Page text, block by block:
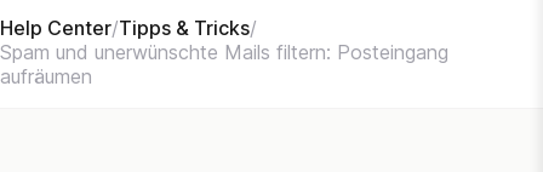
Help Center/Tipps & Tricks/
Spam und unerwünschte Mails filtern: Posteingang
aufräumen